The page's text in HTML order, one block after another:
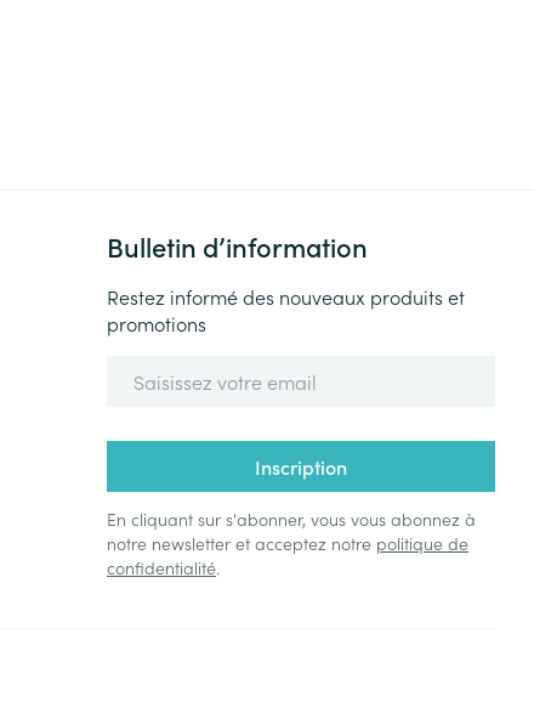
Bulletin d’information
Restez informé des nouveaux produits et
promotions
Inscription
En cliquant sur s'abonner, vous vous abonnez à
notre newsletter et acceptez notre politique de
confidentialité.